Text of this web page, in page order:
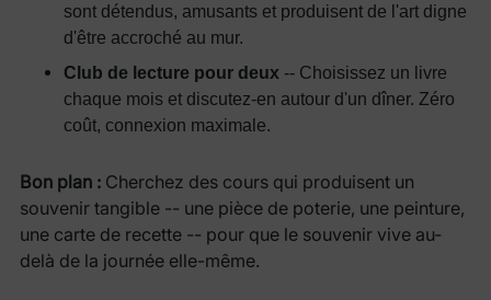
sont détendus, amusants et produisent de l'art digne
d'être accroché au mur.
Club de lecture pour deux -- Choisissez un livre
chaque mois et discutez-en autour d'un dîner. Zéro
coût, connexion maximale.
Bon plan : Cherchez des cours qui produisent un
souvenir tangible -- une pièce de poterie, une peinture,
une carte de recette -- pour que le souvenir vive au-
delà de la journée elle-même.